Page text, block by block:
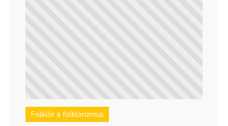
Folklór a folklorizmus